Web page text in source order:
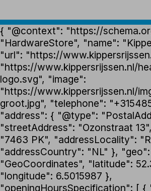
{ "@context": "https://
"HardwareStore", "name":
"url": "https://
"https://www.kippersrijssen.nl/
logo.svg", "image":
"https://www.kippersrijssen.nl/
groot.jpg", "telephone":
"address": { "@type":
"streetAddress": "Ozonstraat
"7463 PK", "addressLocality":
"addressCountry": "NL" },
"GeoCoordinates", "latitude":
"longitude": 6.5015987 },
"openingHoursSpecification": [ {